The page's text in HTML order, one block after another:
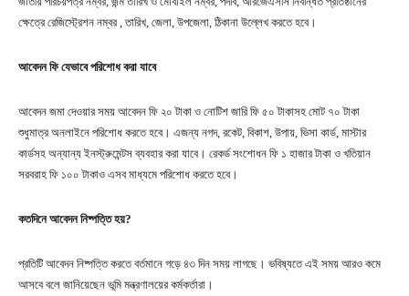
ক্ষেত্রে রেজিস্ট্রেশন নম্বর , তারিখ, জেলা, উপজেলা, ঠিকানা উল্লেখ করতে হবে।
আবেদন ফি যেভাবে পরিশোধ করা যাবে
আবেদন জমা দেওয়ার সময় আবেদন ফি ২০ টাকা ও নোটিশ জারি ফি ৫০ টাকাসহ মোট ৭০ টাকা
শুধুমাত্র অনলাইনে পরিশোধ করতে হবে। এজন্য নগদ, রকেট, বিকাশ, উপায়, ভিসা কার্ড, মাস্টার
কার্ডসহ অন্যান্য ইনস্ট্রুমেন্টস ব্যবহার করা যাবে। রেকর্ড সংশোধন ফি ১ হাজার টাকা ও খতিয়ান
সরবরাহ ফি ১০০ টাকাও এসব মাধ্যমে পরিশোধ করতে হবে।
কতদিনে আবেদন নিষ্পত্তি হয়?
প্রতিটি আবেদন নিষ্পত্তি করতে বর্তমানে গড়ে ৪৩ দিন সময় লাগছে। ভবিষ্যতে এই সময় আরও কমে
আসবে বলে জানিয়েছেন ভূমি মন্ত্রণালয়ের কর্মকর্তারা।